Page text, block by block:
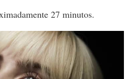
27 minutos.